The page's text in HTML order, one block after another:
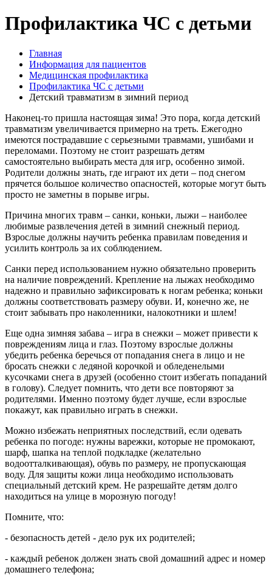
Профилактика ЧС с детьми
Главная
Информация для пациентов
Медицинская профилактика
Профилактика ЧС с детьми
Детский травматизм в зимний период
Наконец-то пришла настоящая зима! Это пора, когда детский
травматизм увеличивается примерно на треть. Ежегодно
имеются пострадавшие с серьезными травмами, ушибами и
переломами. Поэтому не стоит разрешать детям
самостоятельно выбирать места для игр, особенно зимой.
Родители должны знать, где играют их дети ­– под снегом
прячется большое количество опасностей, которые могут быть
просто не заметны в порыве игры.
Причина многих травм – санки, коньки, лыжи – наиболее
любимые развлечения детей в зимний снежный период.
Взрослые должны научить ребенка правилам поведения и
усилить контроль за их соблюдением.
Санки перед использованием нужно обязательно проверить
на наличие повреждений. Крепление на лыжах необходимо
надежно и правильно зафиксировать к ногам ребенка; коньки
должны соответствовать размеру обуви. И, конечно же, не
стоит забывать про наколенники, налокотники и шлем!
Еще одна зимняя забава – игра в снежки – может привести к
повреждениям лица и глаз. Поэтому взрослые должны
убедить ребенка беречься от попадания снега в лицо и не
бросать снежки с ледяной корочкой и обледенелыми
кусочками снега в друзей (особенно стоит избегать попаданий
в голову). Следует помнить, что дети все повторяют за
родителями. Именно поэтому будет лучше, если взрослые
покажут, как правильно играть в снежки.
Можно избежать неприятных последствий, если одевать
ребенка по погоде: нужны варежки, которые не промокают,
шарф, шапка на теплой подкладке (желательно
водоотталкивающая), обувь по размеру, не пропускающая
воду. Для защиты кожи лица необходимо использовать
специальный детский крем. Не разрешайте детям долго
находиться на улице в морозную погоду!
Помните, что:
- безопасность детей - дело рук их родителей;
- каждый ребенок должен знать свой домашний адрес и номер
домашнего телефона;